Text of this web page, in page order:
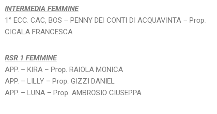
INTERMEDIA FEMMINE
1° ECC. CAC, BOS – PENNY DEI CONTI DI ACQUAVINTA – Prop.
CICALA FRANCESCA
RSR 1 FEMMINE
APP. – KIRA – Prop. RAIOLA MONICA
APP. – LILLY – Prop. GIZZI DANIEL
APP. – LUNA – Prop. AMBROSIO GIUSEPPA